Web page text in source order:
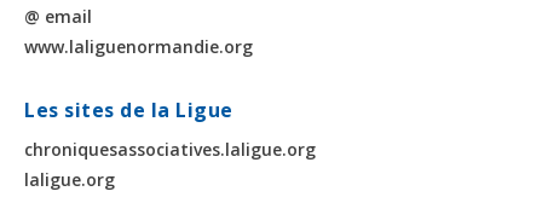
@ email
www.laliguenormandie.org
Les sites de la Ligue
chroniquesassociatives.laligue.org
laligue.org